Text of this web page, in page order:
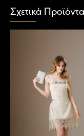
Σχετικά Προϊόντα